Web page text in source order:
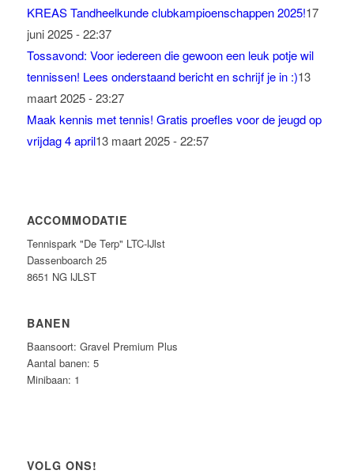
KREAS Tandheelkunde clubkampioenschappen 2025!17
juni 2025 - 22:37
Tossavond: Voor iedereen die gewoon een leuk potje wil
tennissen! Lees onderstaand bericht en schrijf je in :)13
maart 2025 - 23:27
Maak kennis met tennis! Gratis proefles voor de jeugd op
vrijdag 4 april13 maart 2025 - 22:57
ACCOMMODATIE
Tennispark "De Terp" LTC-IJlst
Dassenboarch 25
8651 NG IJLST
BANEN
Baansoort: Gravel Premium Plus
Aantal banen: 5
Minibaan: 1
VOLG ONS!